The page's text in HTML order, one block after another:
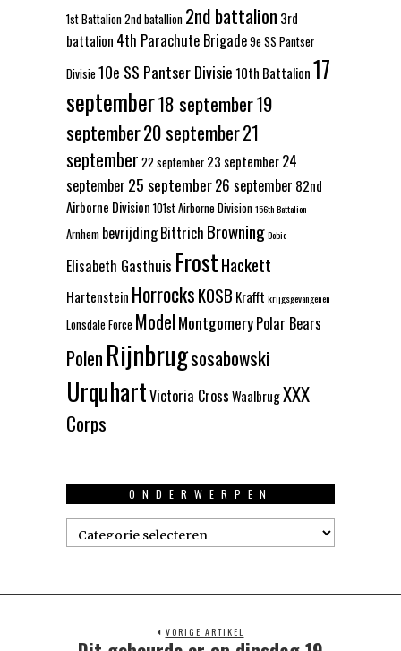
1st Battalion2nd batallion 2nd battalion 3rd
battalion 4th Parachute Brigade9e SS Pantser
Divisie 10e SS Pantser Divisie 10th Battalion17
september18 september19
september20 september21
september 22 september 23 september24
september 25 september26 september 82nd
Airborne Division 101st Airborne Division156th Battalion
Arnhem bevrijdingBittrich BrowningDobie
Elisabeth Gasthuis FrostHackett
Hartenstein HorrocksKOSB Krafft krijgsgevangenen
Lonsdale Force ModelMontgomeryPolar Bears
PolenRijnbrugsosabowski
UrquhartVictoria CrossWaalbrugXXX
Corps
ONDERWERPEN
Onderwerpen
VORIGE ARTIKEL
Previous